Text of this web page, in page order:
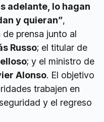
adelante, lo hagan
y quieran”,
prensa junto al
Russo; el titular de
; y el ministro de
Alonso. El objetivo
trabajen en
y el regreso